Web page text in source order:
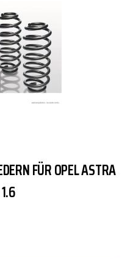
FÜR OPEL ASTRA